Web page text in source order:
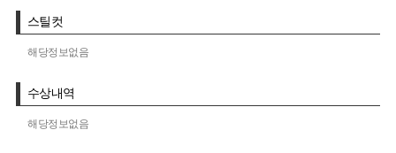
스틸컷
해당정보없음
수상내역
해당정보없음